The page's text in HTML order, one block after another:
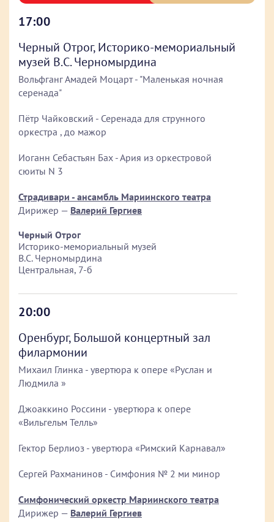
17:00
Черный Отрог, Историко-мемориальный
музей В.С. Черномырдина
Вольфганг Амадей Моцарт - "Маленькая ночная
серенада"
Пётр Чайковский - Серенада для струнного
оркестра , до мажор
Иоганн Себастьян Бах - Ария из оркестровой
сюиты N 3
Страдивари - ансамбль Мариинского театра
Дирижер — Валерий Гергиев
Черный Отрог
Историко-мемориальный музей
В.С. Черномырдина
Центральная, 7-б
20:00
Оренбург, Большой концертный зал
филармонии
Михаил Глинка - увертюра к опере «Руслан и
Людмила »
Джоаккино Россини - увертюра к опере
«Вильгельм Телль»
Гектор Берлиоз - увертюра «Римский Карнавал»
Сергей Рахманинов - Симфония № 2 ми минор
Симфонический оркестр Мариинского театра
Дирижер — Валерий Гергиев